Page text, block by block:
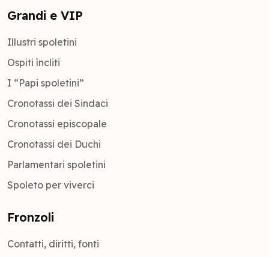
Grandi e VIP
Illustri spoletini
Ospiti ìncliti
I “Papi spoletini”
Cronotassi dei Sindaci
Cronotassi episcopale
Cronotassi dei Duchi
Parlamentari spoletini
Spoleto per viverci
Fronzoli
Contatti, diritti, fonti